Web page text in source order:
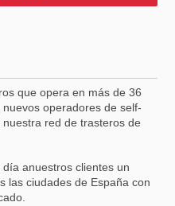
que opera en más de 36
operadores de self-
red de trasteros de
anuestros clientes un
las ciudades de España con